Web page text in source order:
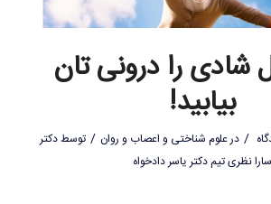
شادی را درونی تان
بیابید!
/ درعلوم شناختی و اعصاب و روان / توسطدکتر
سارا نظری تیم دکتر یاسر دادخواه